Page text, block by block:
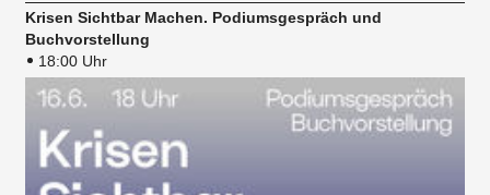
Krisen Sichtbar Machen. Podiumsgespräch und
Buchvorstellung
18:00 Uhr